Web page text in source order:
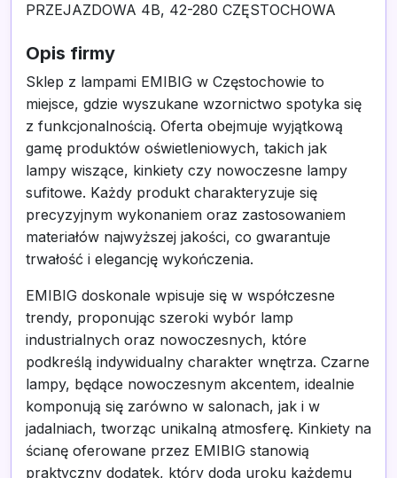
PRZEJAZDOWA 4B, 42-280 CZĘSTOCHOWA
Opis firmy
Sklep z lampami EMIBIG w Częstochowie to
miejsce, gdzie wyszukane wzornictwo spotyka się
z funkcjonalnością. Oferta obejmuje wyjątkową
gamę produktów oświetleniowych, takich jak
lampy wiszące, kinkiety czy nowoczesne lampy
sufitowe. Każdy produkt charakteryzuje się
precyzyjnym wykonaniem oraz zastosowaniem
materiałów najwyższej jakości, co gwarantuje
trwałość i elegancję wykończenia.
EMIBIG doskonale wpisuje się w współczesne
trendy, proponując szeroki wybór lamp
industrialnych oraz nowoczesnych, które
podkreślą indywidualny charakter wnętrza. Czarne
lampy, będące nowoczesnym akcentem, idealnie
komponują się zarówno w salonach, jak i w
jadalniach, tworząc unikalną atmosferę. Kinkiety na
ścianę oferowane przez EMIBIG stanowią
praktyczny dodatek, który doda uroku każdemu